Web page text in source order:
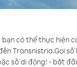
bạn có thể thực hiện
Transnistria.Gọi
số di động! - bắt